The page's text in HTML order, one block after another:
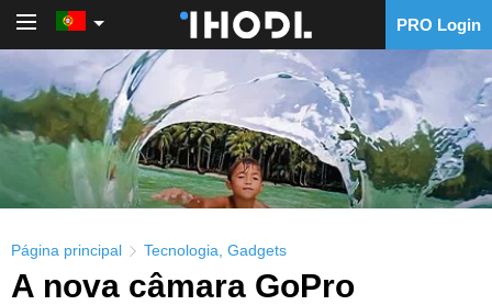
PRO Login
Página principal Tecnologia Gadgets
A nova câmara GoPro